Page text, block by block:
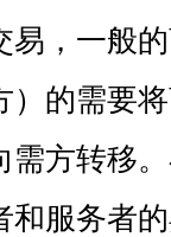
，一般
的需要
方转移
和服务者